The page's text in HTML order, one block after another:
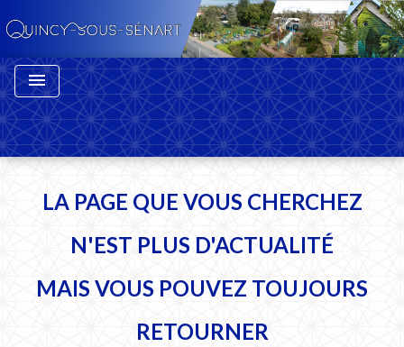
menu
LA PAGE QUE VOUS CHERCHEZ
N'EST PLUS D'ACTUALITÉ
MAIS VOUS POUVEZ TOUJOURS
RETOURNER